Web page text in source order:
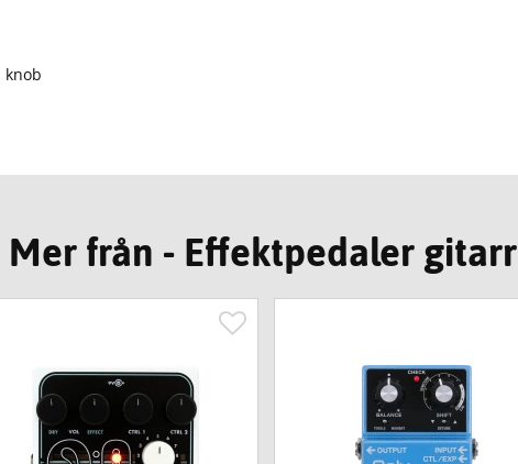
knob
Mer från - Effektpedaler gitarr